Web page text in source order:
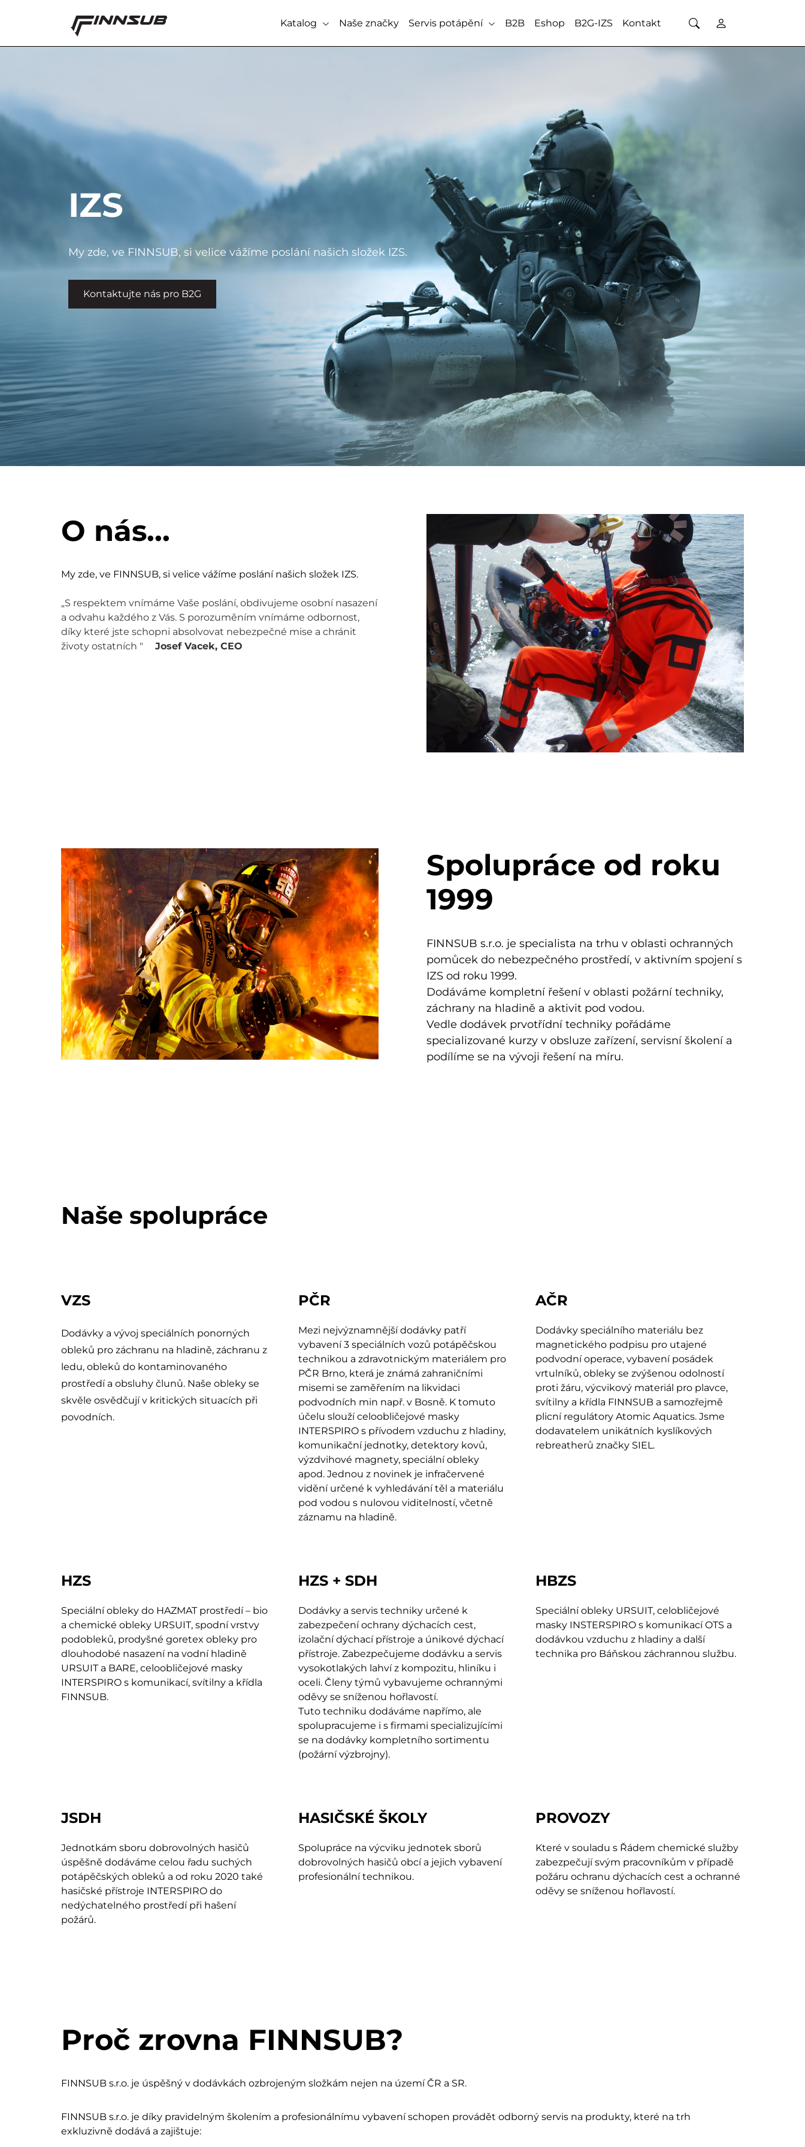
Katalog Naše značky Servis potápění B2B Eshop B2G-IZS Kontakt
IZS
My zde, ve FINNSUB, si velice vážíme poslání našich složek IZS.
Kontaktujte nás pro B2G
O nás...
My zde, ve FINNSUB, si velice vážíme poslání našich složek IZS.
„S respektem vnímáme Vaše poslání, obdivujeme osobní nasazení
a odvahu každého z Vás. S porozuměním vnímáme odbornost,
díky které jste schopni absolvovat nebezpečné mise a chránit
životy ostatních " Josef Vacek, CEO
Spolupráce od roku
1999
FINNSUB s.r.o. je specialista na trhu v oblasti ochranných
pomůcek do nebezpečného prostředí, v aktivním spojení s
IZS od roku 1999.
Dodáváme kompletní řešení v oblasti požární techniky,
záchrany na hladině a aktivit pod vodou.
Vedle dodávek prvotřídní techniky pořádáme
specializované kurzy v obsluze zařízení, servisní školení a
podílíme se na vývoji řešení na míru.
Naše spolupráce
VZS
Dodávky a vývoj speciálních ponorných
obleků pro záchranu na hladině, záchranu z
ledu, obleků do kontaminovaného
prostředí a obsluhy člunů. Naše obleky se
skvěle osvědčují v kritických situacích při
povodních.
PČR
Mezi nejvýznamnější dodávky patří
vybavení 3 speciálních vozů potápěčskou
technikou a zdravotnickým materiálem pro
PČR Brno, která je známá zahraničními
misemi se zaměřením na likvidaci
podvodních min např. v Bosně. K tomuto
účelu slouží celoobličejové masky
INTERSPIRO s přívodem vzduchu z hladiny,
komunikační jednotky, detektory kovů,
výzdvihové magnety, speciální obleky
apod. Jednou z novinek je infračervené
vidění určené k vyhledávání těl a materiálu
pod vodou s nulovou viditelností, včetně
záznamu na hladině.
AČR
Dodávky speciálního materiálu bez
magnetického podpisu pro utajené
podvodní operace, vybavení posádek
vrtulníků, obleky se zvýšenou odolností
proti žáru, výcvikový materiál pro plavce,
svítilny a křídla FINNSUB a samozřejmě
plicní regulátory Atomic Aquatics. Jsme
dodavatelem unikátních kyslíkových
rebreatherů značky SIEL.
HZS
Speciální obleky do HAZMAT prostředí – bio
a chemické obleky URSUIT, spodní vrstvy
podobleků, prodyšné goretex obleky pro
dlouhodobé nasazení na vodní hladině
URSUIT a BARE, celoobličejové masky
INTERSPIRO s komunikací, svítilny a křídla
FINNSUB.
HZS + SDH
Dodávky a servis techniky určené k
zabezpečení ochrany dýchacích cest,
izolační dýchací přístroje a únikové dýchací
přístroje. Zabezpečujeme dodávku a servis
vysokotlakých lahví z kompozitu, hliníku i
oceli. Členy týmů vybavujeme ochrannými
oděvy se sníženou hořlavostí.
Tuto techniku dodáváme napřímo, ale
spolupracujeme i s firmami specializujícími
se na dodávky kompletního sortimentu
(požární výzbrojny).
HBZS
Speciální obleky URSUIT, celobličejové
masky INSTERSPIRO s komunikací OTS a
dodávkou vzduchu z hladiny a další
technika pro Báňskou záchrannou službu.
JSDH
Jednotkám sboru dobrovolných hasičů
úspěšně dodáváme celou řadu suchých
potápěčských obleků a od roku 2020 také
hasičské přístroje INTERSPIRO do
nedýchatelného prostředí při hašení
požárů.
HASIČSKÉ ŠKOLY
Spolupráce na výcviku jednotek sborů
dobrovolných hasičů obcí a jejich vybavení
profesionální technikou.
PROVOZY
Které v souladu s Řádem chemické služby
zabezpečují svým pracovníkům v případě
požáru ochranu dýchacích cest a ochranné
oděvy se sníženou hořlavostí.
Proč zrovna FINNSUB?
FINNSUB s.r.o. je úspěšný v dodávkách ozbrojeným složkám nejen na území ČR a SR.
FINNSUB s.r.o. je díky pravidelným školením a profesionálnímu vybavení schopen provádět odborný servis na produkty, které na trh
exkluzivně dodává a zajištuje: